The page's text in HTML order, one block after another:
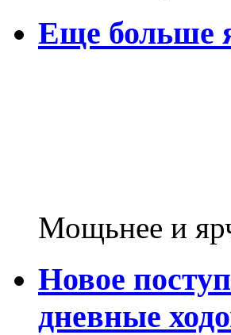
Еще больше
Мощьнее и
Новое
дневные